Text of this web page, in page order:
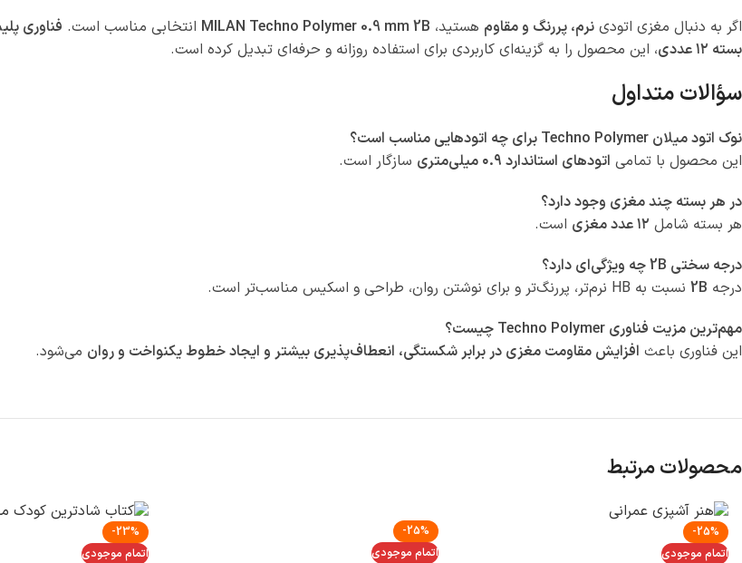
اگر به دنبال مغزی اتودی نرم، پررنگ و مقاوم هستید، MILAN Techno Polymer 0.9 mm 2B انتخابی مناسب است. فناوری
بسته ۱۲ عددی
، این محصول را به گزینه‌ای کاربردی برای استفاده روزانه و حرفه‌ای تبدیل کرده است.
سؤالات متداول
نوک اتود میلان Techno Polymer برای چه اتودهایی مناسب است؟
این محصول با تمامی اتودهای استاندارد ۰.۹ میلی‌متری
سازگار است.
در هر بسته چند مغزی وجود دارد؟
هر بسته شامل ۱۲ عدد مغزی
است.
درجه سختی 2B چه ویژگی‌ای دارد؟
درجه 2B نسبت به HB نرم‌تر، پررنگ‌تر و برای نوشتن روان، طراحی و اسکیس مناسب‌تر است.
مهم‌ترین مزیت فناوری Techno Polymer چیست؟
این فناوری باعث افزایش مقاومت مغزی در برابر شکستگی، انعطاف‌پذیری بیشتر و ایجاد خطوط یکنواخت و روان می‌شود.
محصولات مرتبط
-25%
اتمام موجودی
-25%
اتمام موجودی
-23%
اتمام موجودی